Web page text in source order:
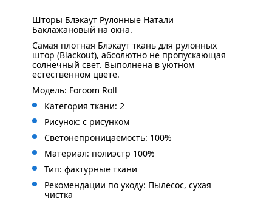
Шторы Блэкаут Рулонные Натали
Баклажановый на окна.
Самая плотная Блэкаут ткань для рулонных
штор (Blackout), абсолютно не пропускающая
солнечный свет. Выполнена в уютном
естественном цвете.
Модель: Foroom Roll
Категория ткани: 2
Рисунок: с рисунком
Светонепроницаемость: 100%
Материал: полиэстр 100%
Тип: фактурные ткани
Рекомендации по уходу: Пылесос, сухая
чистка